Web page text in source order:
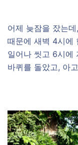
어제 늦잠을 잤는
때문에 새벽 4시에
일어나 씻고 6시에
바퀴를 돌았고, 아